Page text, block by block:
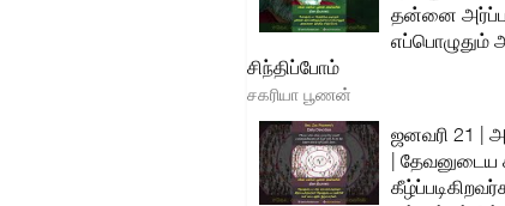
தன்னை
சிந்திப்போம்
சகரியா பூணன்
ஜனவரி 21 |
| தேவனுடைய